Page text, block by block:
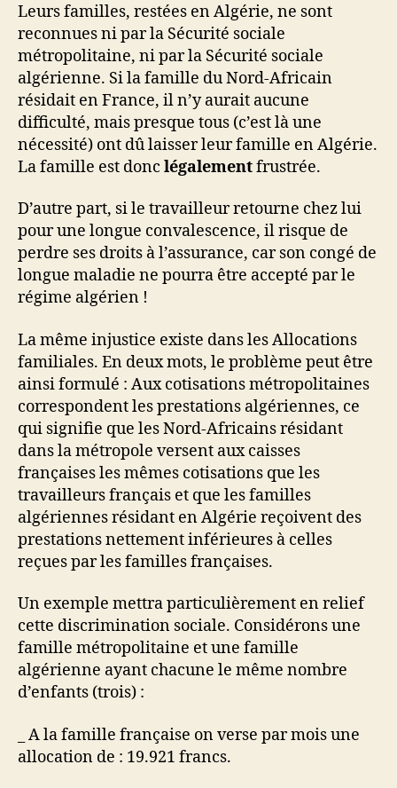
Leurs familles, restées en Algérie, ne sont
reconnues ni par la Sécurité sociale
métropolitaine, ni par la Sécurité sociale
algérienne. Si la famille du Nord-Africain
résidait en France, il n’y aurait aucune
difficulté, mais presque tous (c’est là une
nécessité) ont dû laisser leur famille en Algérie.
La famille est donc légalementfrustrée.
D’autre part, si le travailleur retourne chez lui
pour une longue convalescence, il risque de
perdre ses droits à l’assurance, car son congé de
longue maladie ne pourra être accepté par le
régime algérien !
La même injustice existe dans les Allocations
familiales. En deux mots, le problème peut être
ainsi formulé : Aux cotisations métropolitaines
correspondent les prestations algériennes, ce
qui signifie que les Nord-Africains résidant
dans la métropole versent aux caisses
françaises les mêmes cotisations que les
travailleurs français et que les familles
algériennes résidant en Algérie reçoivent des
prestations nettement inférieures à celles
reçues par les familles françaises.
Un exemple mettra particulièrement en relief
cette discrimination sociale. Considérons une
famille métropolitaine et une famille
algérienne ayant chacune le même nombre
d’enfants (trois) :
_ A la famille française on verse par mois une
allocation de : 19.921 francs.